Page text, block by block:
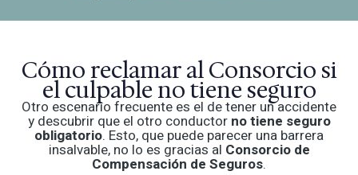
Cómo reclamar al Consorcio si
el culpable no tiene seguro
Otro escenario frecuente es el de tener un accidente
y descubrir que el otro conductor no tiene seguro
obligatorio. Esto, que puede parecer una barrera
insalvable, no lo es gracias al Consorcio de
Compensación de Seguros.